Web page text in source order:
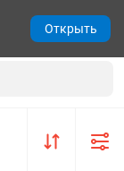
Открыть